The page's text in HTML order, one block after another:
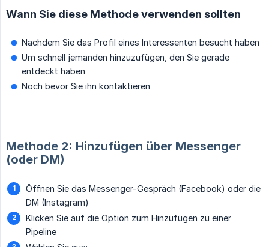
Wann Sie diese Methode verwenden sollten
Nachdem Sie das Profil eines Interessenten besucht haben
Um schnell jemanden hinzuzufügen, den Sie gerade
entdeckt haben
Noch bevor Sie ihn kontaktieren
Methode 2: Hinzufügen über Messenger
(oder DM)
Öffnen Sie das Messenger-Gespräch (Facebook) oder die
DM (Instagram)
Klicken Sie auf die Option zum Hinzufügen zu einer
Pipeline